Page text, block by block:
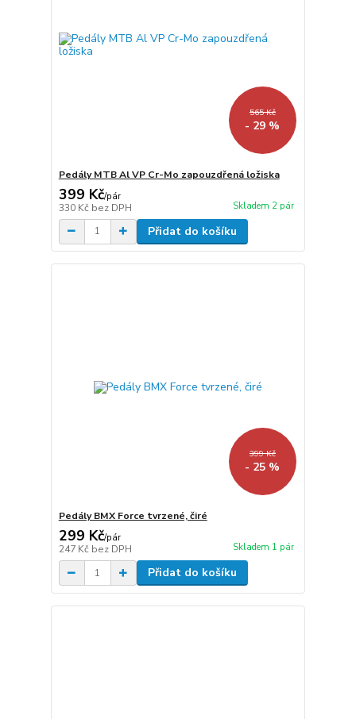
565 Kč
- 29 %
Pedály MTB Al VP Cr-Mo zapouzdřená ložiska
399 Kč/pár
330 Kč bez DPH Skladem 2 pár
Přidat do košíku
399 Kč
- 25 %
Pedály BMX Force tvrzené, čiré
299 Kč/pár
247 Kč bez DPH Skladem 1 pár
Přidat do košíku